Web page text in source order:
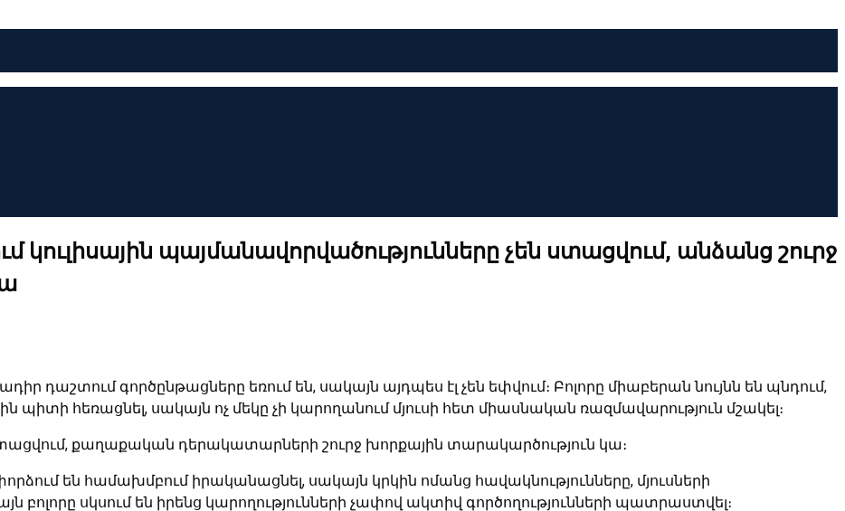
կուլիսային պայմանավորվածությունները չեն ստացվում, անձանց շուրջ
դաշտում գործընթացները եռում են, սակայն այդպես էլ չեն եփվում։ Բոլորը միաբերան նույնն են պնդում,
պիտի հեռացնել, սակայն ոչ մեկը չի կարողանում մյուսի հետ միասնական ռազմավարություն մշակել։
քաղաքական դերակատարների շուրջ խորքային տարակարծություն կա։
են համախմբում իրականացնել, սակայն կրկին ոմանց հավակնությունները, մյուսների
բոլորը սկսում են իրենց կարողությունների չափով ակտիվ գործողությունների պատրաստվել։